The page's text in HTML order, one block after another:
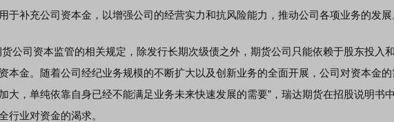
于补充公司资本金，以增强公司的经营实力和抗风险能力，推动公司各项业务的发展
司资本监管的相关规定，除发行长期次级债之外，期货公司只能依赖于股东投入
本金。随着公司经纪业务规模的不断扩大以及创新业务的全面开展，公司对资本金的
大，单纯依靠自身已经不能满足业务未来快速发展的需要”，瑞达期货在招股说明书
行业对资金的渴求。